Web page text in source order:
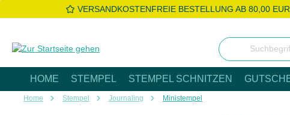
Hauptinhalt springen
Zur Suche springen
Zur Hauptnavigation springenVERSANDKOSTENFREIE BESTELLUNG AB 80,00
HOME STEMPEL STEMPEL SCHNITZEN
Home Stempel Journaling Ministempel